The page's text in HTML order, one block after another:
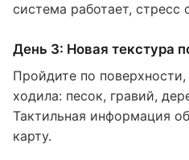
система работает, стресс
День 3: Новая текстура
Пройдите по
ходила: песок, гравий,
Тактильная информация
карту.